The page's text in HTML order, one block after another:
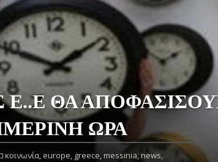
Ε..Ε ΘΑ
ΩΡΑ
κοινωνία, europe, greece,messinia,news,